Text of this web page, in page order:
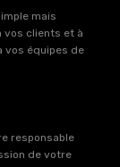
mais
vos clients et à
vos équipes de
responsable
de votre